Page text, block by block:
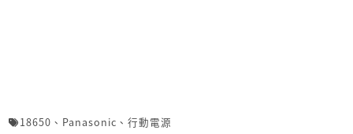
18650 、 Panasonic 、 行動電源